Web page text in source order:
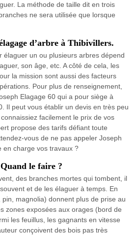
La méthode de taille dit en trois
ne sera utilisée que lorsque
d’arbre à Thibivillers.
élaguer un ou plusieurs arbres dépend
son âge, etc. A côté de cela, les
la mission sont aussi des facteurs
Pour plus de renseignement,
Elagage 60 qui a pour siège à
Il peut vous établir un devis en très peu
facilement le prix de vos
propose des tarifs défiant toute
vous de ne pas appeler Joseph
en charge vos travaux ?
le faire ?
des branches mortes qui tombent, il
et de les élaguer à temps. En
magnolia) donnent plus de prise au
zones exposées aux orages (bord de
les feuillus, les gagnants en vitesse
conçoivent des bois pas très